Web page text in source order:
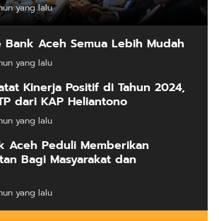
yang lalu
Aceh Semua Lebih Mudah
yang lalu
Kinerja Positif di Tahun 2024,
dari KAP Heliantono
yang lalu
Aceh Peduli Memberikan
Bagi Masyarakat dan
yang lalu